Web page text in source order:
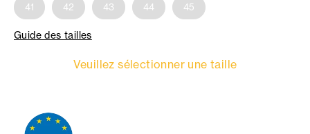
41 42 43 44 45
Guide des tailles
Veuillez sélectionner une taille